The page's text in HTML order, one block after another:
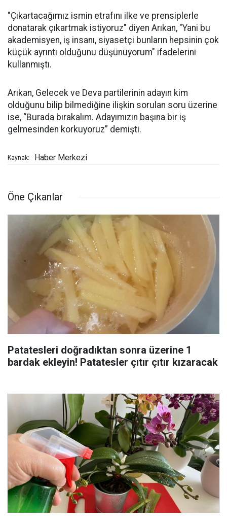
"Çıkartacağımız ismin etrafını ilke ve prensiplerle
donatarak çıkartmak istiyoruz" diyen Arıkan, "Yani bu
akademisyen, iş insanı, siyasetçi bunların hepsinin çok
küçük ayrıntı olduğunu düşünüyorum" ifadelerini
kullanmıştı.
Arıkan, Gelecek ve Deva partilerinin adayın kim
olduğunu bilip bilmediğine ilişkin sorulan soru üzerine
ise, “Burada bırakalım. Adayımızın başına bir iş
gelmesinden korkuyoruz” demişti.
Kaynak: Haber Merkezi
Öne Çıkanlar
Patatesleri doğradıktan sonra üzerine 1
bardak ekleyin! Patatesler çıtır çıtır kızaracak